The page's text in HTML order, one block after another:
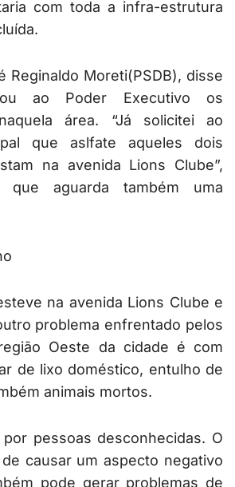
com toda a infra-estrutura
Reginaldo Moreti(PSDB), disse
ao Poder Executivo os
área. “Já solicitei ao
que aslfate aqueles dois
na avenida Lions Clube”,
que aguarda também uma
na avenida Lions Clube e
problema enfrentado pelos
Oeste da cidade é com
de lixo doméstico, entulho de
animais mortos.
pessoas desconhecidas. O
causar um aspecto negativo
pode gerar problemas de